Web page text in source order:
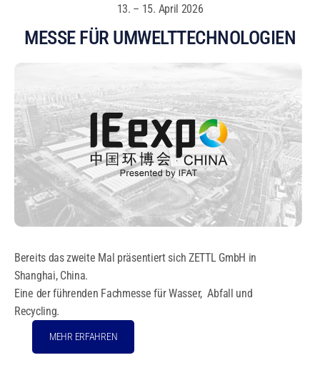
13. – 15. April 2026
MESSE FÜR UMWELTTECHNOLOGIEN
Bereits das zweite Mal präsentiert sich ZETTL GmbH in
Shanghai, China.
Eine der führenden Fachmesse für Wasser, Abfall und
Recycling.
MEHR ERFAHREN